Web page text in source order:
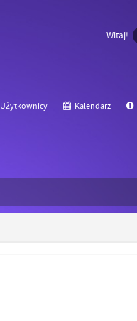
Witaj!
Użytkownicy Kalendarz